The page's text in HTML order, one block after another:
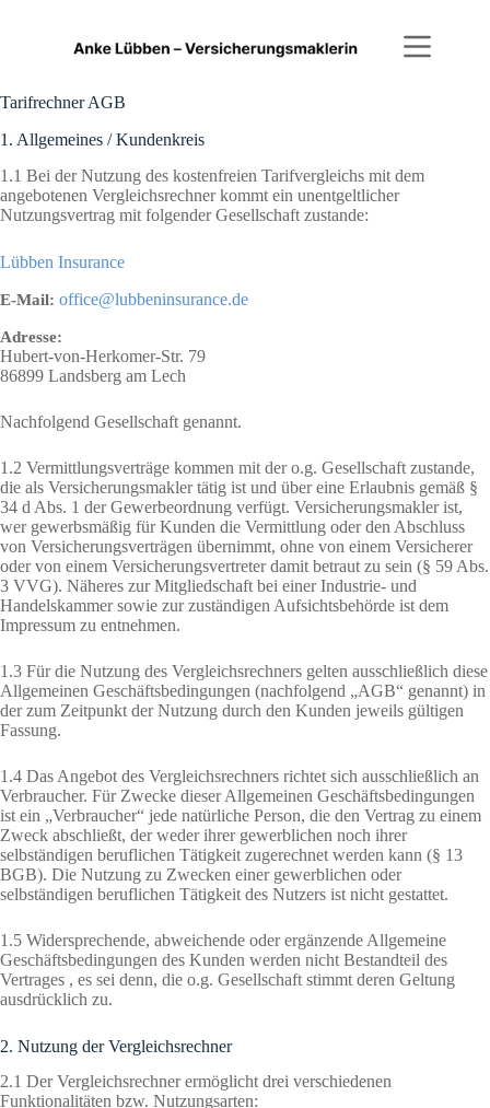
Tarifrechner AGB
1. Allgemeines / Kundenkreis
1.1 Bei der Nutzung des kostenfreien Tarifvergleichs mit dem
angebotenen Vergleichsrechner kommt ein unentgeltlicher
Nutzungsvertrag mit folgender Gesellschaft zustande:
Lübben Insurance
E-Mail: office@lubbeninsurance.de
Adresse:
Hubert-von-Herkomer-Str. 79
86899 Landsberg am Lech
Nachfolgend Gesellschaft genannt.
1.2 Vermittlungsverträge kommen mit der o.g. Gesellschaft zustande,
die als Versicherungsmakler tätig ist und über eine Erlaubnis gemäß §
34 d Abs. 1 der Gewerbeordnung verfügt. Versicherungsmakler ist,
wer gewerbsmäßig für Kunden die Vermittlung oder den Abschluss
von Versicherungsverträgen übernimmt, ohne von einem Versicherer
oder von einem Versicherungsvertreter damit betraut zu sein (§ 59 Abs.
3 VVG). Näheres zur Mitgliedschaft bei einer Industrie- und
Handelskammer sowie zur zuständigen Aufsichtsbehörde ist dem
Impressum zu entnehmen.
1.3 Für die Nutzung des Vergleichsrechners gelten ausschließlich diese
Allgemeinen Geschäftsbedingungen (nachfolgend „AGB“ genannt) in
der zum Zeitpunkt der Nutzung durch den Kunden jeweils gültigen
Fassung.
1.4 Das Angebot des Vergleichsrechners richtet sich ausschließlich an
Verbraucher. Für Zwecke dieser Allgemeinen Geschäftsbedingungen
ist ein „Verbraucher“ jede natürliche Person, die den Vertrag zu einem
Zweck abschließt, der weder ihrer gewerblichen noch ihrer
selbständigen beruflichen Tätigkeit zugerechnet werden kann (§ 13
BGB). Die Nutzung zu Zwecken einer gewerblichen oder
selbständigen beruflichen Tätigkeit des Nutzers ist nicht gestattet.
1.5 Widersprechende, abweichende oder ergänzende Allgemeine
Geschäftsbedingungen des Kunden werden nicht Bestandteil des
Vertrages , es sei denn, die o.g. Gesellschaft stimmt deren Geltung
ausdrücklich zu.
2. Nutzung der Vergleichsrechner
2.1 Der Vergleichsrechner ermöglicht drei verschiedenen
Funktionalitäten bzw. Nutzungsarten: